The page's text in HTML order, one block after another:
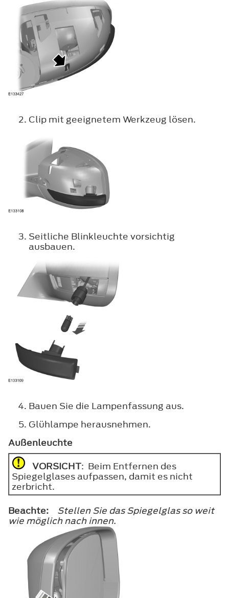
Clip mit geeignetem Werkzeug lösen.
Seitliche Blinkleuchte vorsichtig
ausbauen.
Bauen Sie die Lampenfassung aus.
Glühlampe herausnehmen.
Außenleuchte
VORSICHT: Beim Entfernen des
Spiegelglases aufpassen, damit es nicht
zerbricht.
Beachte:
Stellen Sie das Spiegelglas so weit
wie möglich nach innen.